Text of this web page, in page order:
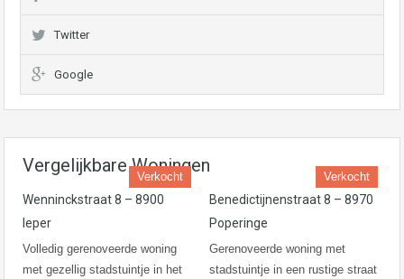
Twitter
Google
Vergelijkbare Woningen
Verkocht
Wenninckstraat 8 – 8900
Ieper
Volledig gerenoveerde woning
met gezellig stadstuintje in het
Verkocht
Benedictijnenstraat 8 – 8970
Poperinge
Gerenoveerde woning met
stadstuintje in een rustige straat